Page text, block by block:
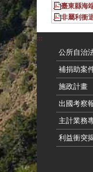
臺東縣海
非屬利衝
:::
公所自治
補捐助案
施政計畫
出國考察
主計業務
利益衝突